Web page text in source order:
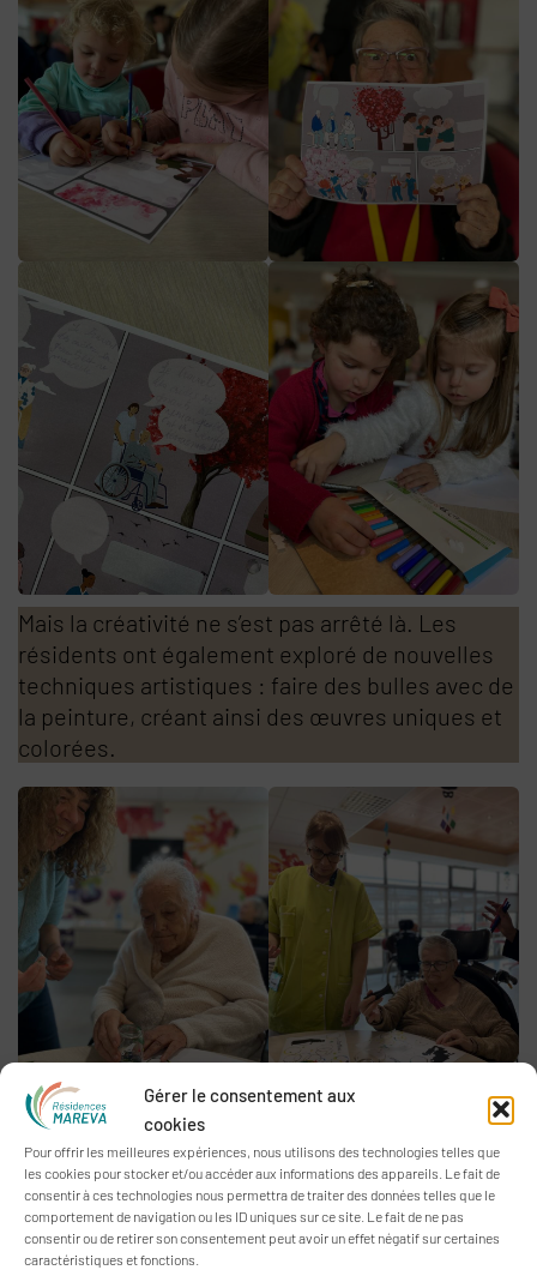
Gérer le consentement aux
cookies
Pour offrir les meilleures expériences, nous utilisons des technologies telles que
les cookies pour stocker et/ou accéder aux informations des appareils. Le fait de
consentir à ces technologies nous permettra de traiter des données telles que le
comportement de navigation ou les ID uniques sur ce site. Le fait de ne pas
consentir ou de retirer son consentement peut avoir un effet négatif sur certaines
caractéristiques et fonctions.
Mais la créativité ne s’est pas arrêté là. Les
résidents ont également exploré de nouvelles
techniques artistiques : faire des bulles avec de
la peinture, créant ainsi des œuvres uniques et
colorées.